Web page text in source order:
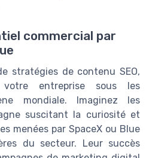
commercial par
stratégies de contenu SEO,
entreprise sous les
mondiale. Imaginez les
suscitant la curiosité et
menées par SpaceX ou Blue
du secteur. Leur succès